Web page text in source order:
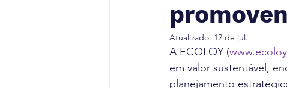
Atualizado: 12 de jul.
A ECOLOY (
em valor sustentável,
planejamento